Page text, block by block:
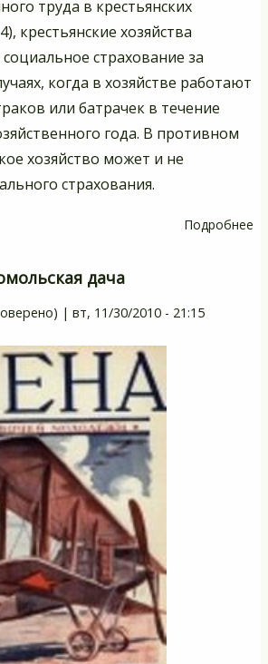
труда в крестьянских
крестьянские хозяйства
страхование за
когда в хозяйстве работают
или батрачек в течение
года. В противном
хозяйство может и не
страхования.
Подробнее
дача
| вт, 11/30/2010 - 21:15